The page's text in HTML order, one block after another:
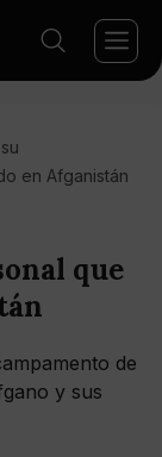
en Afganistán
que
de
y sus